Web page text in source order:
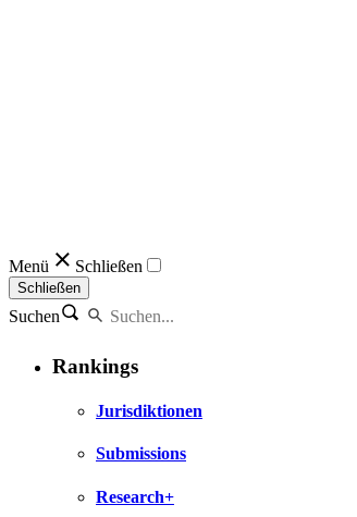
Menü Schließen
Schließen
Suchen
Rankings
Jurisdiktionen
Submissions
Research+